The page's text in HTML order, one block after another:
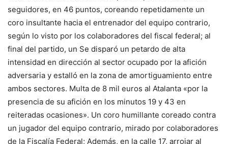
seguidores, en 46 puntos, coreando repetidamente un
coro insultante hacia el entrenador del equipo contrario,
según lo visto por los colaboradores del fiscal federal; al
final del partido, un Se disparó un petardo de alta
intensidad en dirección al sector ocupado por la afición
adversaria y estalló en la zona de amortiguamiento entre
ambos sectores. Multa de 8 mil euros al Atalanta «por la
presencia de su afición en los minutos 19 y 43 en
reiteradas ocasiones». Un coro humillante coreado contra
un jugador del equipo contrario, mirado por colaboradores
de la Fiscalía Federal; Además, en la calle 17, arrojar al